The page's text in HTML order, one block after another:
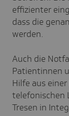
effizienter
dass die
werden.
Auch die
Patientinnen
Hilfe aus
telefonischen
Tresen in